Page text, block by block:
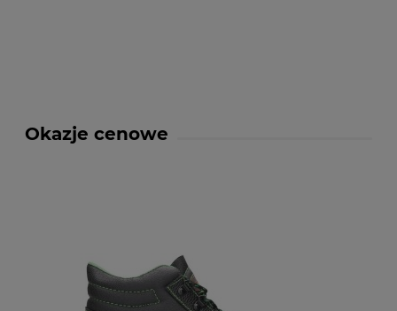
Okazje cenowe